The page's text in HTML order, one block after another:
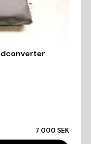
7 000 SEK